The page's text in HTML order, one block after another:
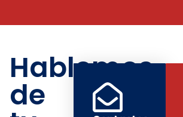
Hablemos
de